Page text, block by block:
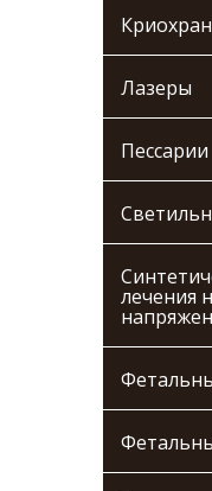
Лазеры
Пессарии
лечения